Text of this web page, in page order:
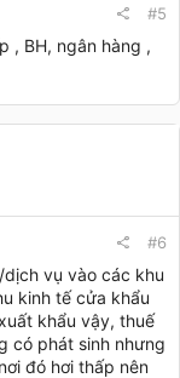
#5
, BH, ngân hàng ,
#6
vụ vào các khu
kinh tế cửa khẩu
khẩu vậy, thuế
có phát sinh nhưng
đó hơi thấp nên